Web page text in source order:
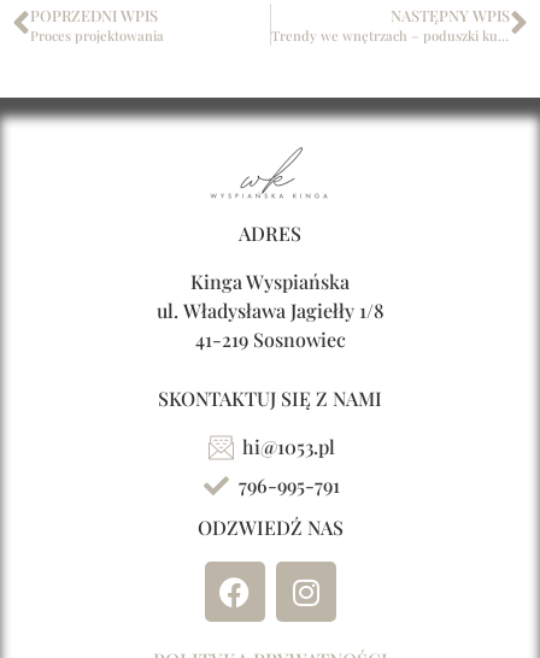
POPRZEDNI WPIS
Proces projektowania
NASTĘPNY WPIS
Trendy we wnętrzach – poduszki kulki
ADRES
Kinga Wyspiańska
ul. Władysława Jagiełły 1/8
41-219 Sosnowiec
SKONTAKTUJ SIĘ Z NAMI
hi@1053.pl
796-995-791
ODZWIEDŹ NAS